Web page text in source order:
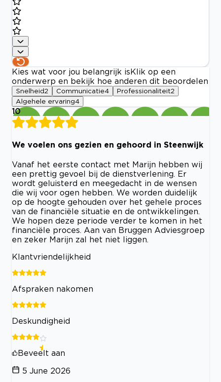
Kies wat voor jou belangrijk is Klik op een
onderwerp en bekijk hoe anderen dit beoordelen
Snelheid2 Communicatie4 Professionaliteit2
Algehele ervaring4
10
We voelen ons gezien en gehoord in Steenwijk
Vanaf het eerste contact met Marijn hebben wij
een prettig gevoel bij de dienstverlening. Er
wordt geluisterd en meegedacht in de wensen
die wij voor ogen hebben. We worden duidelijk
op de hoogte gehouden over het gehele proces
van de financiële situatie en de ontwikkelingen.
We hopen deze periode verder te komen in het
financiële proces. Aan van Bruggen Adviesgroep
en zeker Marijn zal het niet liggen.
Klantvriendelijkheid
Afspraken nakomen
Deskundigheid
Beveelt aan
5 June 2026